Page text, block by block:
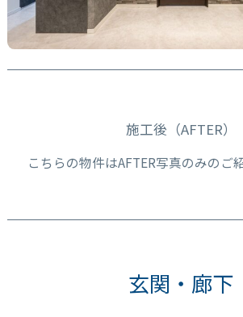
施工後（AFTER）
こちらの物件はAFTER写真のみのご
玄関・廊下